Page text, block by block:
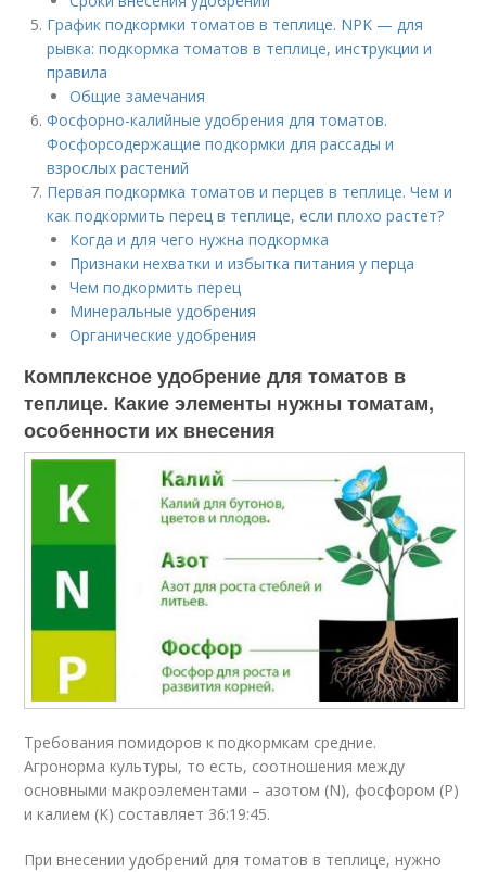
График подкормки томатов в теплице. NPK — для
рывка: подкормка томатов в теплице, инструкции и
правила
Общие замечания
Фосфорно-калийные удобрения для томатов.
Фосфорсодержащие подкормки для рассады и
взрослых растений
Первая подкормка томатов и перцев в теплице. Чем и
как подкормить перец в теплице, если плохо растет?
Когда и для чего нужна подкормка
Признаки нехватки и избытка питания у перца
Чем подкормить перец
Минеральные удобрения
Органические удобрения
Комплексное удобрение для томатов в
теплице. Какие элементы нужны томатам,
особенности их внесения
Требования помидоров к подкормкам средние.
Агронорма культуры, то есть, соотношения между
основными макроэлементами – азотом (N), фосфором (P)
и калием (K) составляет 36:19:45.
При внесении удобрений для томатов в теплице, нужно